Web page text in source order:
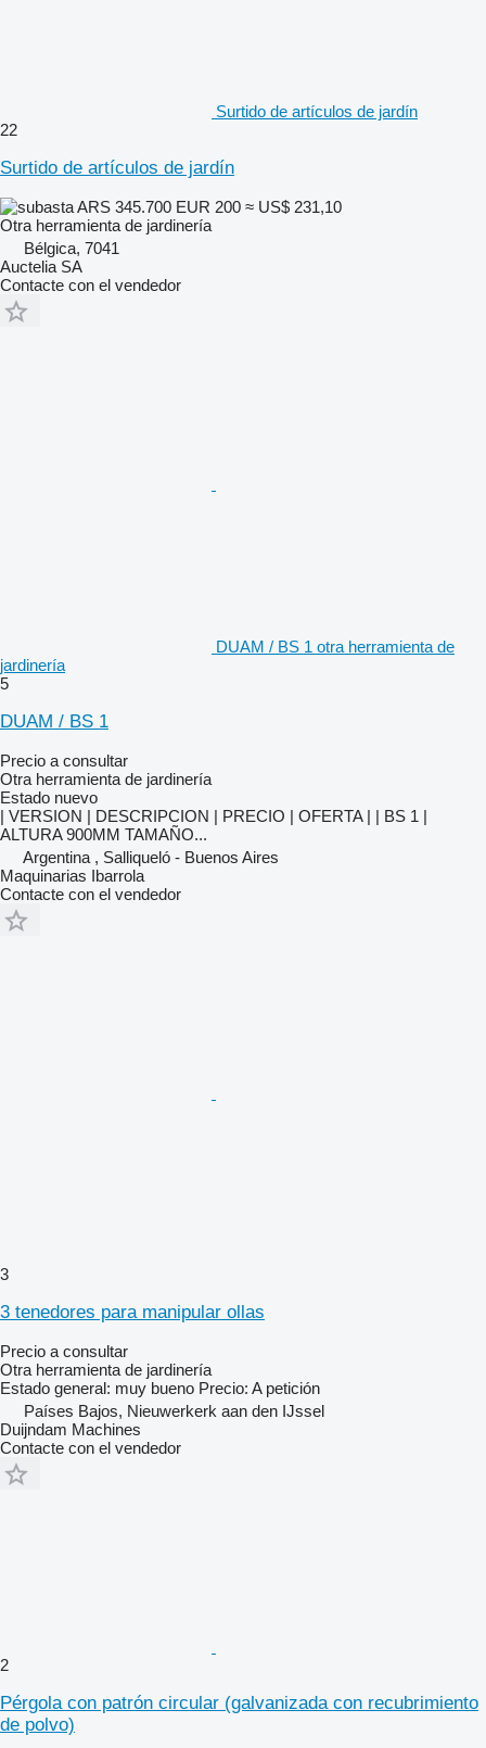
Surtido de artículos de jardín
22
Surtido de artículos de jardín
ARS 345.700 EUR 200 ≈ US$ 231,10
Otra herramienta de jardinería
Bélgica, 7041
Auctelia SA
Contacte con el vendedor
DUAM / BS 1 otra herramienta de
jardinería
5
DUAM / BS 1
Precio a consultar
Otra herramienta de jardinería
Estado nuevo
| VERSION | DESCRIPCION | PRECIO | OFERTA | | BS 1 |
ALTURA 900MM TAMAÑO...
Argentina , Salliqueló - Buenos Aires
Maquinarias Ibarrola
Contacte con el vendedor
3
3 tenedores para manipular ollas
Precio a consultar
Otra herramienta de jardinería
Estado general: muy bueno Precio: A petición
Países Bajos, Nieuwerkerk aan den IJssel
Duijndam Machines
Contacte con el vendedor
2
Pérgola con patrón circular (galvanizada con recubrimiento
de polvo)